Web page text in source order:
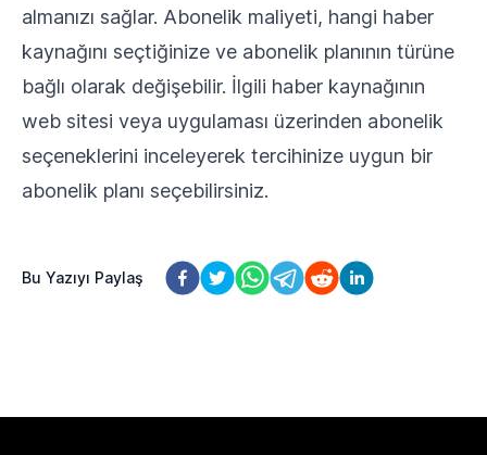
almanızı sağlar. Abonelik maliyeti, hangi haber
kaynağını seçtiğinize ve abonelik planının türüne
bağlı olarak değişebilir. İlgili haber kaynağının
web sitesi veya uygulaması üzerinden abonelik
seçeneklerini inceleyerek tercihinize uygun bir
abonelik planı seçebilirsiniz.
Bu Yazıyı Paylaş